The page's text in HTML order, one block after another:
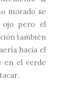
morado se
ojo pero el
también
hacia el
en el verde